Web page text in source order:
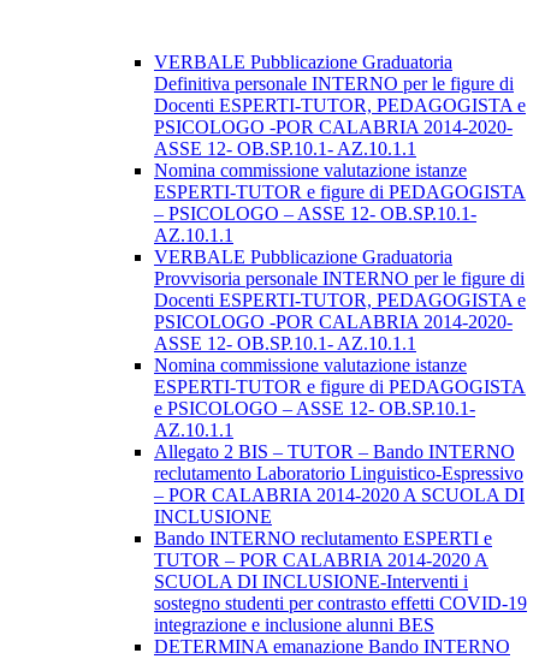
VERBALE Pubblicazione Graduatoria
Definitiva personale INTERNO per le figure di
Docenti ESPERTI-TUTOR, PEDAGOGISTA e
PSICOLOGO -POR CALABRIA 2014-2020-
ASSE 12- OB.SP.10.1- AZ.10.1.1
Nomina commissione valutazione istanze
ESPERTI-TUTOR e figure di PEDAGOGISTA
– PSICOLOGO – ASSE 12- OB.SP.10.1-
AZ.10.1.1
VERBALE Pubblicazione Graduatoria
Provvisoria personale INTERNO per le figure di
Docenti ESPERTI-TUTOR, PEDAGOGISTA e
PSICOLOGO -POR CALABRIA 2014-2020-
ASSE 12- OB.SP.10.1- AZ.10.1.1
Nomina commissione valutazione istanze
ESPERTI-TUTOR e figure di PEDAGOGISTA
e PSICOLOGO – ASSE 12- OB.SP.10.1-
AZ.10.1.1
Allegato 2 BIS – TUTOR – Bando INTERNO
reclutamento Laboratorio Linguistico-Espressivo
– POR CALABRIA 2014-2020 A SCUOLA DI
INCLUSIONE
Bando INTERNO reclutamento ESPERTI e
TUTOR – POR CALABRIA 2014-2020 A
SCUOLA DI INCLUSIONE-Interventi i
sostegno studenti per contrasto effetti COVID-19
integrazione e inclusione alunni BES
DETERMINA emanazione Bando INTERNO